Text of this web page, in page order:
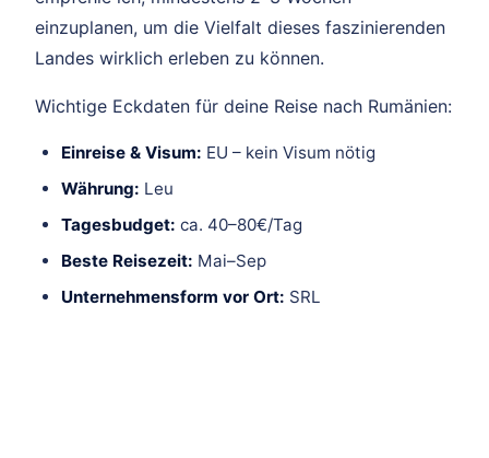
einzuplanen, um die Vielfalt dieses faszinierenden
Landes wirklich erleben zu können.
Wichtige Eckdaten für deine Reise nach Rumänien:
Einreise & Visum: EU – kein Visum nötig
Währung: Leu
Tagesbudget: ca. 40–80€/Tag
Beste Reisezeit: Mai–Sep
Unternehmensform vor Ort: SRL